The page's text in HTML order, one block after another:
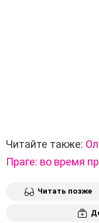
Читайте также:
Праге: во время
Читать позже